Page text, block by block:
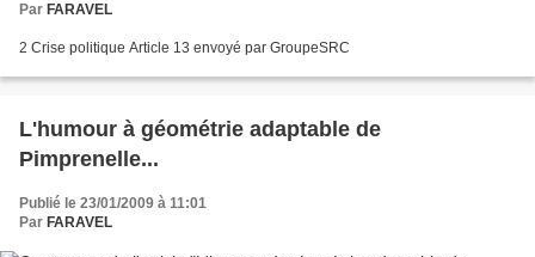
Par FARAVEL
2 Crise politique Article 13 envoyé par GroupeSRC
L'humour à géométrie adaptable de
Pimprenelle...
Publié le 23/01/2009 à 11:01
Par FARAVEL